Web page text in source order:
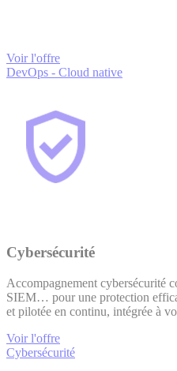
Voir l'offre
DevOps - Cloud native
Cybersécurité
Accompagnement cybersécurité
SIEM… pour une protection
et pilotée en continu, intégrée à
Voir l'offre
Cybersécurité